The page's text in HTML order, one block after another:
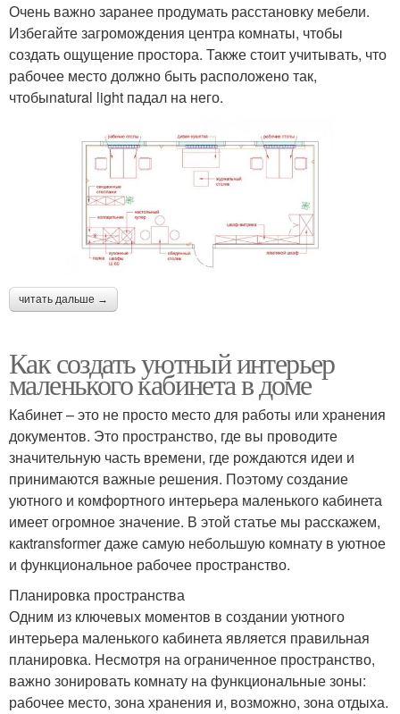
Очень важно заранее продумать расстановку мебели.
Избегайте загромождения центра комнаты, чтобы
создать ощущение простора. Также стоит учитывать, что
рабочее место должно быть расположено так,
чтобыnatural light падал на него.
читать дальше →
Как создать уютный интерьер
маленького кабинета в доме
Кабинет – это не просто место для работы или хранения
документов. Это пространство, где вы проводите
значительную часть времени, где рождаются идеи и
принимаются важные решения. Поэтому создание
уютного и комфортного интерьера маленького кабинета
имеет огромное значение. В этой статье мы расскажем,
какtransformer даже самую небольшую комнату в уютное
и функциональное рабочее пространство.
Планировка пространства
Одним из ключевых моментов в создании уютного
интерьера маленького кабинета является правильная
планировка. Несмотря на ограниченное пространство,
важно зонировать комнату на функциональные зоны:
рабочее место, зона хранения и, возможно, зона отдыха.